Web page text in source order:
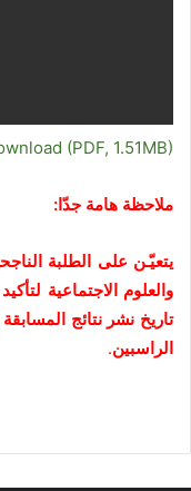
(PDF, 1.51MB)
ملاحظة هامة جدّا:
يتعيّـن على الطلبة
تاريخ نشر نتائج
الراسبين.